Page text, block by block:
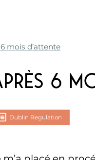
mois d’attente
6
Dublin Regulation